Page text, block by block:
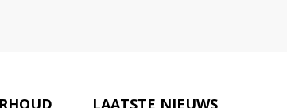
LAATSTE NIEUWS